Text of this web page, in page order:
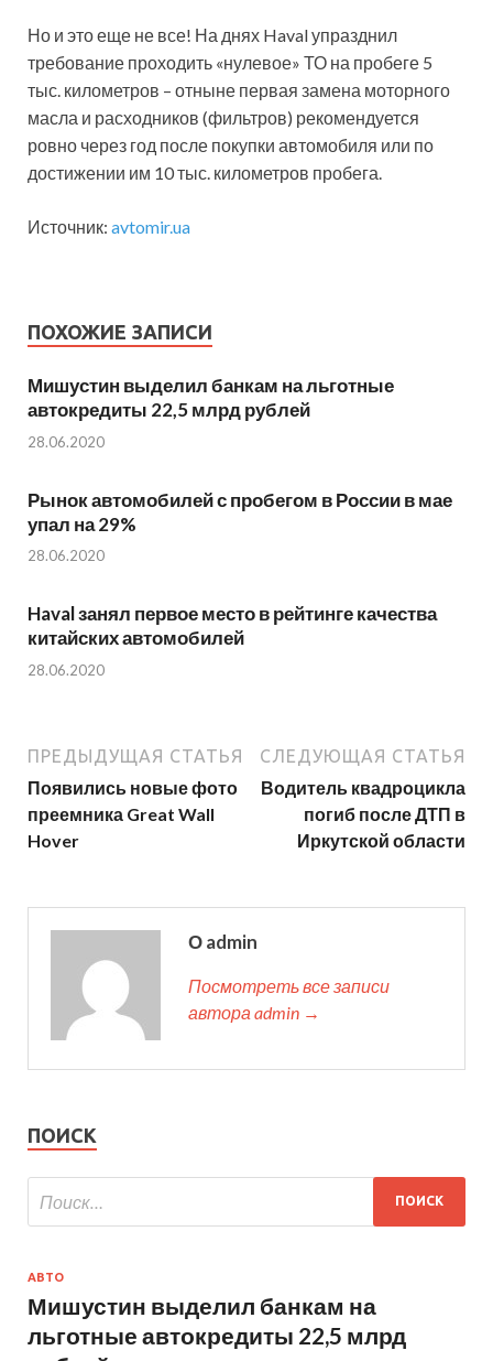
Но и это еще не все! На днях Haval упразднил
требование проходить «нулевое» ТО на пробеге 5
тыс. километров – отныне первая замена моторного
масла и расходников (фильтров) рекомендуется
ровно через год после покупки автомобиля или по
достижении им 10 тыс. километров пробега.
Источник: avtomir.ua
ПОХОЖИЕ ЗАПИСИ
Мишустин выделил банкам на льготные
автокредиты 22,5 млрд рублей
28.06.2020
Рынок автомобилей с пробегом в России в мае
упал на 29%
28.06.2020
Haval занял первое место в рейтинге качества
китайских автомобилей
28.06.2020
ПРЕДЫДУЩАЯ СТАТЬЯ
Появились новые фото
преемника Great Wall
Hover
СЛЕДУЮЩАЯ СТАТЬЯ
Водитель квадроцикла
погиб после ДТП в
Иркутской области
О admin
Посмотреть все записи
автора admin →
ПОИСК
АВТО
Мишустин выделил банкам на
льготные автокредиты 22,5 млрд